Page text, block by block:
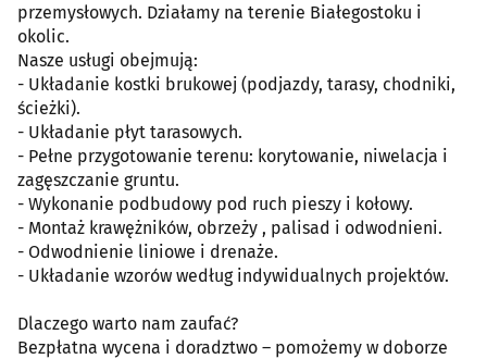
przemysłowych. Działamy na terenie Białegostoku i
okolic.
Nasze usługi obejmują:
- Układanie kostki brukowej (podjazdy, tarasy, chodniki,
ścieżki).
- Układanie płyt tarasowych.
- Pełne przygotowanie terenu: korytowanie, niwelacja i
zagęszczanie gruntu.
- Wykonanie podbudowy pod ruch pieszy i kołowy.
- Montaż krawężników, obrzeży , palisad i odwodnieni.
- Odwodnienie liniowe i drenaże.
- Układanie wzorów według indywidualnych projektów.
Dlaczego warto nam zaufać?
Bezpłatna wycena i doradztwo – pomożemy w doborze